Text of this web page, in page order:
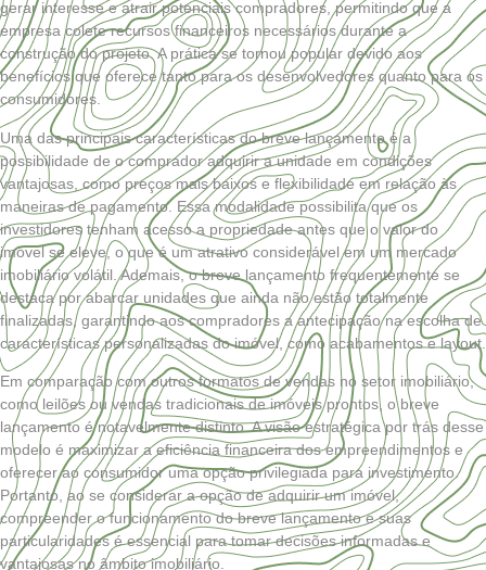
gerar interesse e atrair potenciais compradores, permitindo que a
empresa colete recursos financeiros necessários durante a
construção do projeto. A prática se tornou popular devido aos
benefícios que oferece tanto para os desenvolvedores quanto para os
consumidores.
Uma das principais características do breve lançamento é a
possibilidade de o comprador adquirir a unidade em condições
vantajosas, como preços mais baixos e flexibilidade em relação às
maneiras de pagamento. Essa modalidade possibilita que os
investidores tenham acesso a propriedade antes que o valor do
imóvel se eleve, o que é um atrativo considerável em um mercado
imobiliário volátil. Ademais, o breve lançamento frequentemente se
destaca por abarcar unidades que ainda não estão totalmente
finalizadas, garantindo aos compradores a antecipação na escolha de
características personalizadas do imóvel, como acabamentos e layout.
Em comparação com outros formatos de vendas no setor imobiliário,
como leilões ou vendas tradicionais de imóveis prontos, o breve
lançamento é notavelmente distinto. A visão estratégica por trás desse
modelo é maximizar a eficiência financeira dos empreendimentos e
oferecer ao consumidor uma opção privilegiada para investimento.
Portanto, ao se considerar a opção de adquirir um imóvel,
compreender o funcionamento do breve lançamento e suas
particularidades é essencial para tomar decisões informadas e
vantajosas no âmbito imobiliário.